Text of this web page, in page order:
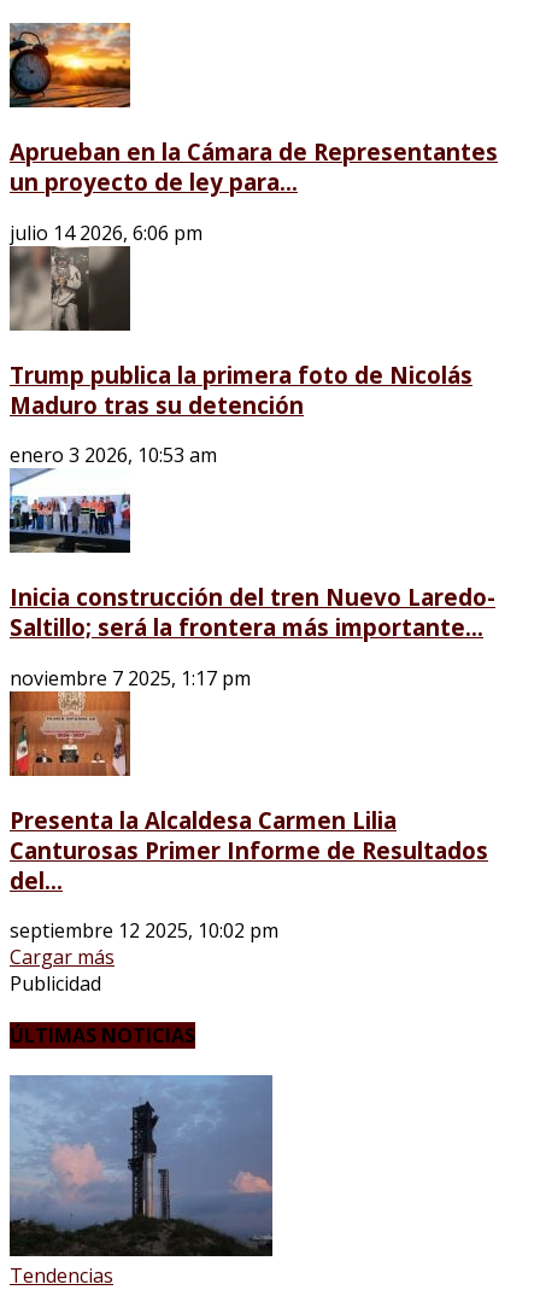
Aprueban en la Cámara de Representantes
un proyecto de ley para...
julio 14 2026, 6:06 pm
Trump publica la primera foto de Nicolás
Maduro tras su detención
enero 3 2026, 10:53 am
Inicia construcción del tren Nuevo Laredo-
Saltillo; será la frontera más importante...
noviembre 7 2025, 1:17 pm
Presenta la Alcaldesa Carmen Lilia
Canturosas Primer Informe de Resultados
del...
septiembre 12 2025, 10:02 pm
Cargar más
Publicidad
ÚLTIMAS NOTICIAS
Tendencias